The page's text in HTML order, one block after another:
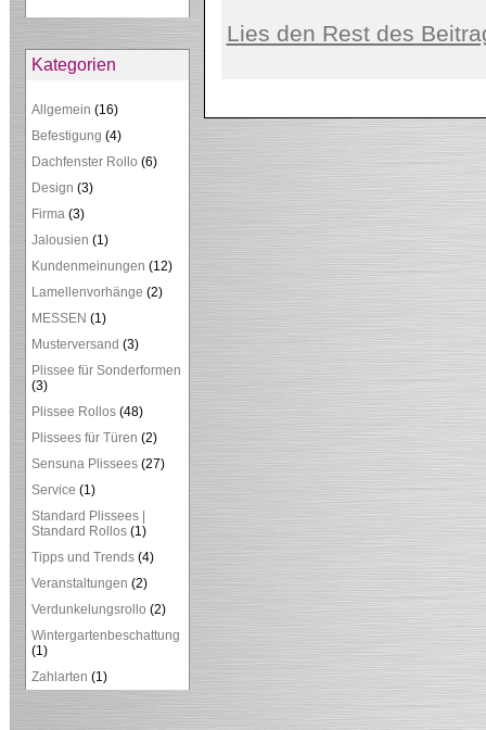
Kategorien
Allgemein (16)
Befestigung (4)
Dachfenster Rollo (6)
Design (3)
Firma(3)
Jalousien (1)
Kundenmeinungen (12)
Lamellenvorhänge (2)
MESSEN (1)
Musterversand (3)
Plissee für Sonderformen
(3)
Plissee Rollos(48)
Plissees für Türen (2)
Sensuna Plissees(27)
Service (1)
Standard Plissees |
Standard Rollos(1)
Tipps und Trends(4)
Veranstaltungen (2)
Verdunkelungsrollo (2)
Wintergartenbeschattung
(1)
Zahlarten (1)
Lies den Rest des